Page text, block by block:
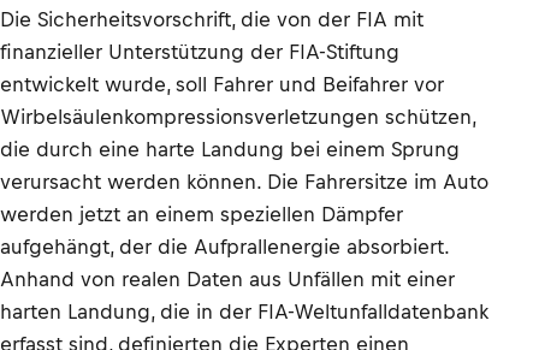
Die Sicherheitsvorschrift, die von der FIA mit
finanzieller Unterstützung der FIA-Stiftung
entwickelt wurde, soll Fahrer und Beifahrer vor
Wirbelsäulenkompressionsverletzungen schützen,
die durch eine harte Landung bei einem Sprung
verursacht werden können. Die Fahrersitze im Auto
werden jetzt an einem speziellen Dämpfer
aufgehängt, der die Aufprallenergie absorbiert.
Anhand von realen Daten aus Unfällen mit einer
harten Landung, die in der FIA-Weltunfalldatenbank
erfasst sind, definierten die Experten einen